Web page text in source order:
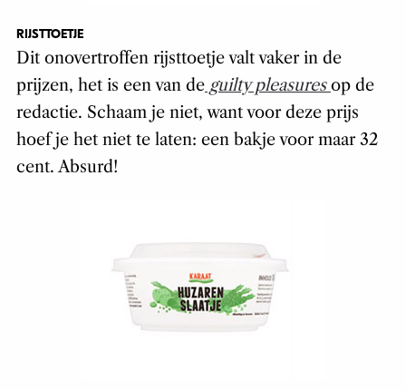
RIJSTTOETJE
Dit onovertroffen rijsttoetje valt vaker in de
prijzen, het is een van deguilty pleasuresop de
redactie. Schaam je niet, want voor deze prijs
hoef je het niet te laten: een bakje voor maar 32
cent. Absurd!